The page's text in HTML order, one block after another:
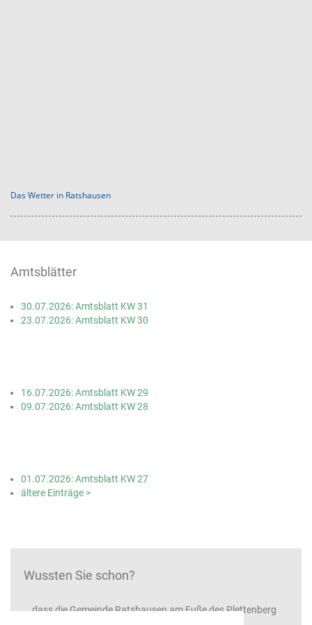
Das Wetter in Ratshausen
Amtsblätter
30.07.2026: Amtsblatt KW 31
23.07.2026: Amtsblatt KW 30
16.07.2026: Amtsblatt KW 29
09.07.2026: Amtsblatt KW 28
01.07.2026: Amtsblatt KW 27
ältere Einträge >
Wussten Sie schon?
...dass die Gemeinde Ratshausen am Fuße des Plettenberg